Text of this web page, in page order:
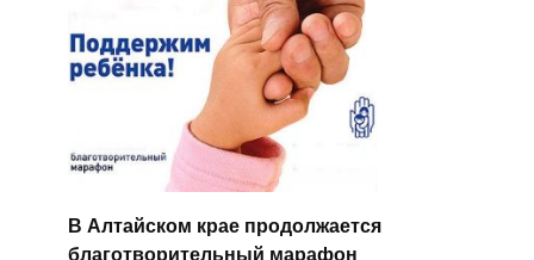
В Алтайском крае продолжается
благотворительный марафон